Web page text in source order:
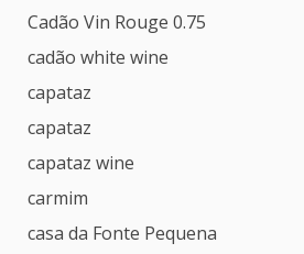
Cadão Vin Rouge 0.75
cadão white wine
capataz
capataz
capataz wine
carmim
casa da Fonte Pequena